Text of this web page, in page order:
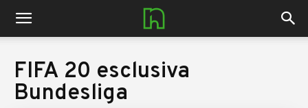
nerdhub.it
FIFA 20 esclusiva
Bundesliga